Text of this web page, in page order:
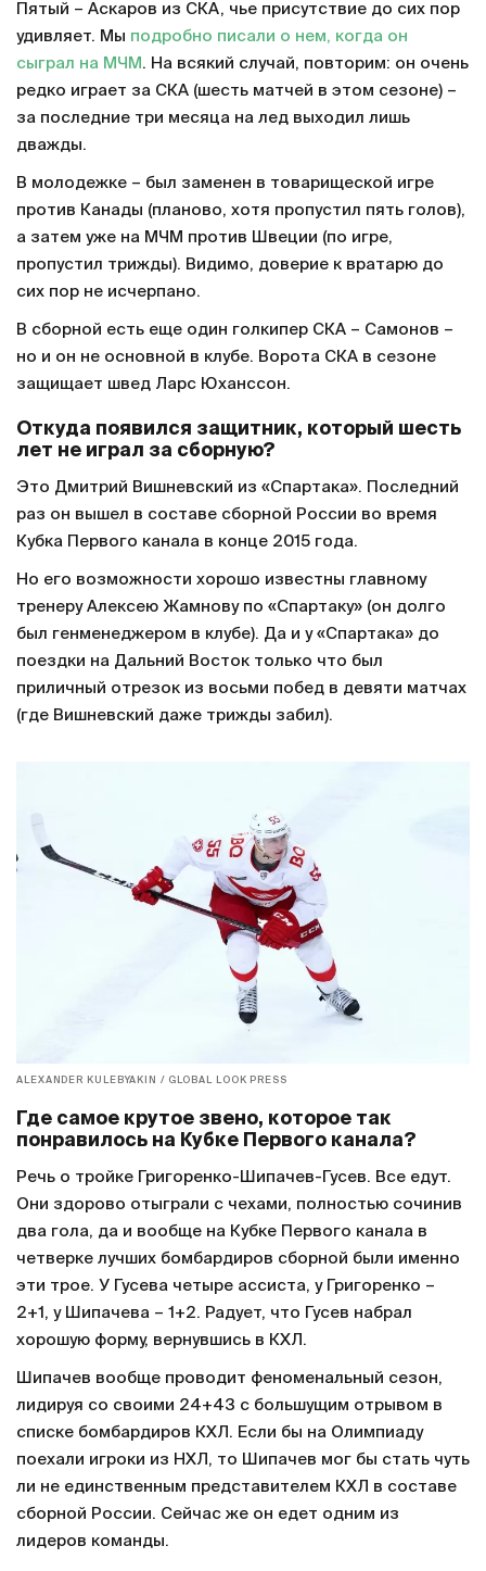
Пятый – Аскаров из СКА, чье присутствие до сих пор
удивляет. Мы подробно писали о нем, когда он
сыграл на МЧМ . На всякий случай, повторим: он очень
редко играет за СКА (шесть матчей в этом сезоне) –
за последние три месяца на лед выходил лишь
дважды.
В молодежке – был заменен в товарищеской игре
против Канады (планово, хотя пропустил пять голов),
а затем уже на МЧМ против Швеции (по игре,
пропустил трижды). Видимо, доверие к вратарю до
сих пор не исчерпано.
В сборной есть еще один голкипер СКА – Самонов –
но и он не основной в клубе. Ворота СКА в сезоне
защищает швед Ларс Юханссон.
Откуда появился защитник, который шесть
лет не играл за сборную?
Это Дмитрий Вишневский из «Спартака». Последний
раз он вышел в составе сборной России во время
Кубка Первого канала в конце 2015 года.
Но его возможности хорошо известны главному
тренеру Алексею Жамнову по «Спартаку» (он долго
был генменеджером в клубе). Да и у «Спартака» до
поездки на Дальний Восток только что был
приличный отрезок из восьми побед в девяти матчах
(где Вишневский даже трижды забил).
ALEXANDER KULEBYAKIN / GLOBAL LOOK PRESS
Где самое крутое звено, которое так
понравилось на Кубке Первого канала?
Речь о тройке Григоренко-Шипачев-Гусев. Все едут.
Они здорово отыграли с чехами, полностью сочинив
два гола, да и вообще на Кубке Первого канала в
четверке лучших бомбардиров сборной были именно
эти трое. У Гусева четыре ассиста, у Григоренко –
2+1, у Шипачева – 1+2. Радует, что Гусев набрал
хорошую форму, вернувшись в КХЛ.
Шипачев вообще проводит феноменальный сезон,
лидируя со своими 24+43 с большущим отрывом в
списке бомбардиров КХЛ. Если бы на Олимпиаду
поехали игроки из НХЛ, то Шипачев мог бы стать чуть
ли не единственным представителем КХЛ в составе
сборной России. Сейчас же он едет одним из
лидеров команды.